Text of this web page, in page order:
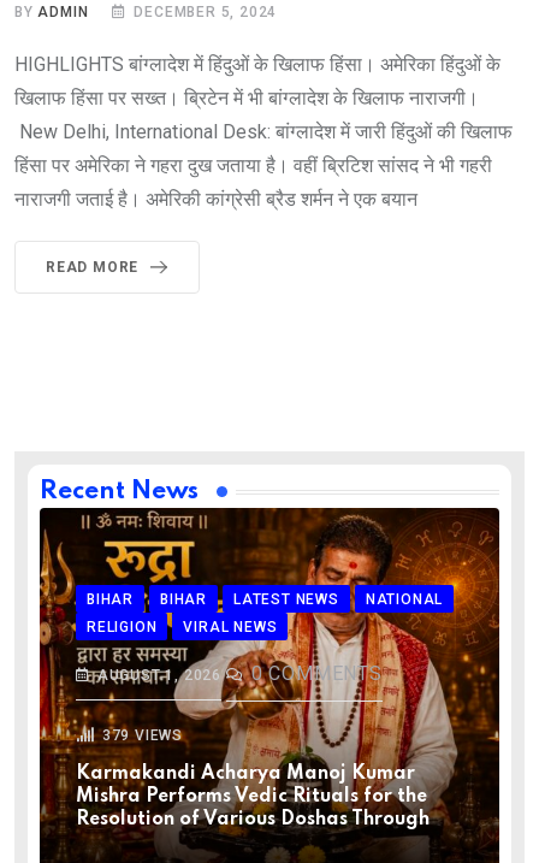
BY ADMIN DECEMBER 5, 2024
HIGHLIGHTS बांग्लादेश में हिंदुओं के खिलाफ हिंसा। अमेरिका हिंदुओं के
खिलाफ हिंसा पर सख्त। ब्रिटेन में भी बांग्लादेश के खिलाफ नाराजगी।
New Delhi, International Desk: बांग्लादेश में जारी हिंदुओं की खिलाफ
हिंसा पर अमेरिका ने गहरा दुख जताया है। वहीं ब्रिटिश सांसद ने भी गहरी
नाराजगी जताई है। अमेरिकी कांग्रेसी ब्रैड शर्मन ने एक बयान
READ MORE
Recent News
BIHAR BIHAR LATEST NEWS
NATIONAL
RELIGION
VIRAL NEWS
AUGUST 1, 2026 0COMMENTS
379VIEWS
Karmakandi Acharya Manoj Kumar
Mishra Performs Vedic Rituals for the
Resolution of Various Doshas Through